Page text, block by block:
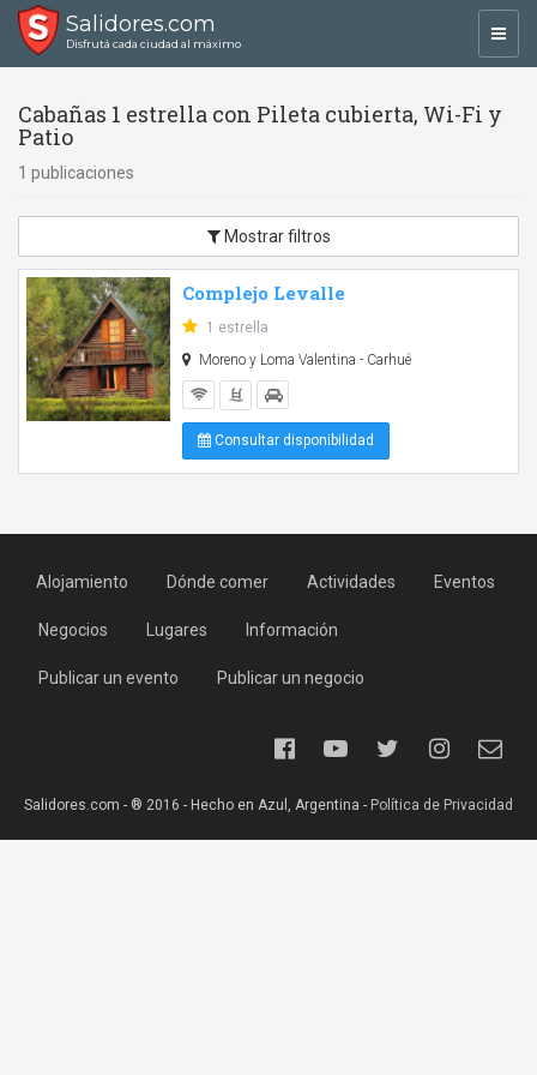
Salidores.com
Disfrutá cada ciudad al máximo
Cabañas 1 estrella con Pileta cubierta, Wi-Fi y
Patio
1 publicaciones
Mostrar filtros
Complejo Levalle
1 estrella
Moreno y Loma Valentina - Carhué
Consultar disponibilidad
Alojamiento Dónde comer Actividades Eventos
Negocios Lugares Información
Publicar un evento Publicar un negocio
Salidores.com - ® 2016 - Hecho en Azul, Argentina - Política de Privacidad